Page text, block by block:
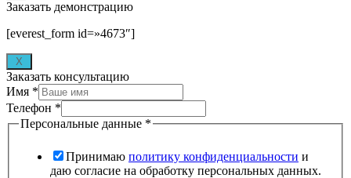
Заказать демонстрацию
[everest_form id=»4673″]
X
Заказать консультацию
Имя *
Телефон *
Персональные данные *
Принимаю политику конфиденциальности и
даю согласие на обработку персональных данных.